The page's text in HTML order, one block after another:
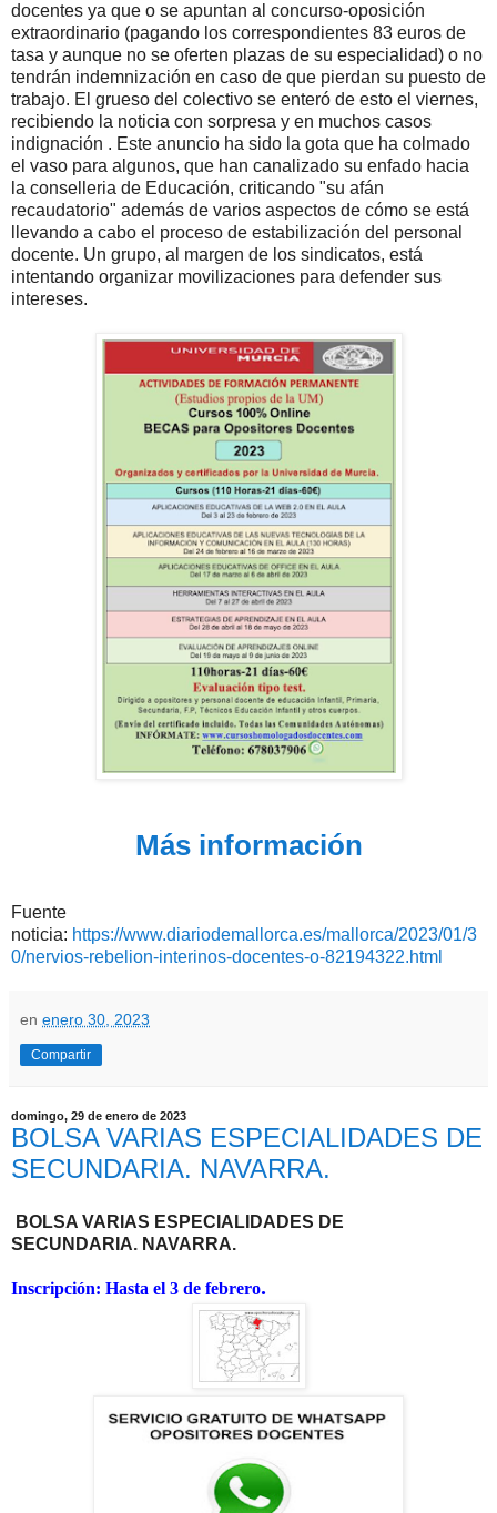
docentes ya que o se apuntan al concurso-oposición
extraordinario (pagando los correspondientes 83 euros de
tasa y aunque no se oferten plazas de su especialidad) o no
tendrán indemnización en caso de que pierdan su puesto de
trabajo. El grueso del colectivo se enteró de esto el viernes,
recibiendo la noticia con sorpresa y en muchos casos
indignación . Este anuncio ha sido la gota que ha colmado
el vaso para algunos, que han canalizado su enfado hacia
la conselleria de Educación, criticando "su afán
recaudatorio" además de varios aspectos de cómo se está
llevando a cabo el proceso de estabilización del personal
docente. Un grupo, al margen de los sindicatos, está
intentando organizar movilizaciones para defender sus
intereses.
Más información
Fuente
noticia: https://www.diariodemallorca.es/mallorca/2023/01/3
0/nervios-rebelion-interinos-docentes-o-82194322.html
en enero 30, 2023
Compartir
domingo, 29 de enero de 2023
BOLSA VARIAS ESPECIALIDADES DE
SECUNDARIA. NAVARRA.
BOLSA VARIAS ESPECIALIDADES DE
SECUNDARIA. NAVARRA.
Inscripción: Hasta el 3 de febrero.